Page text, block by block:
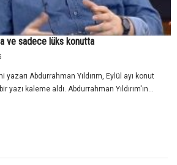
ve sadece lüks konutta
Abdurrahman Yıldırım, Eylül ayı konut
yazı kaleme aldı. Abdurrahman Yıldırım'ın...